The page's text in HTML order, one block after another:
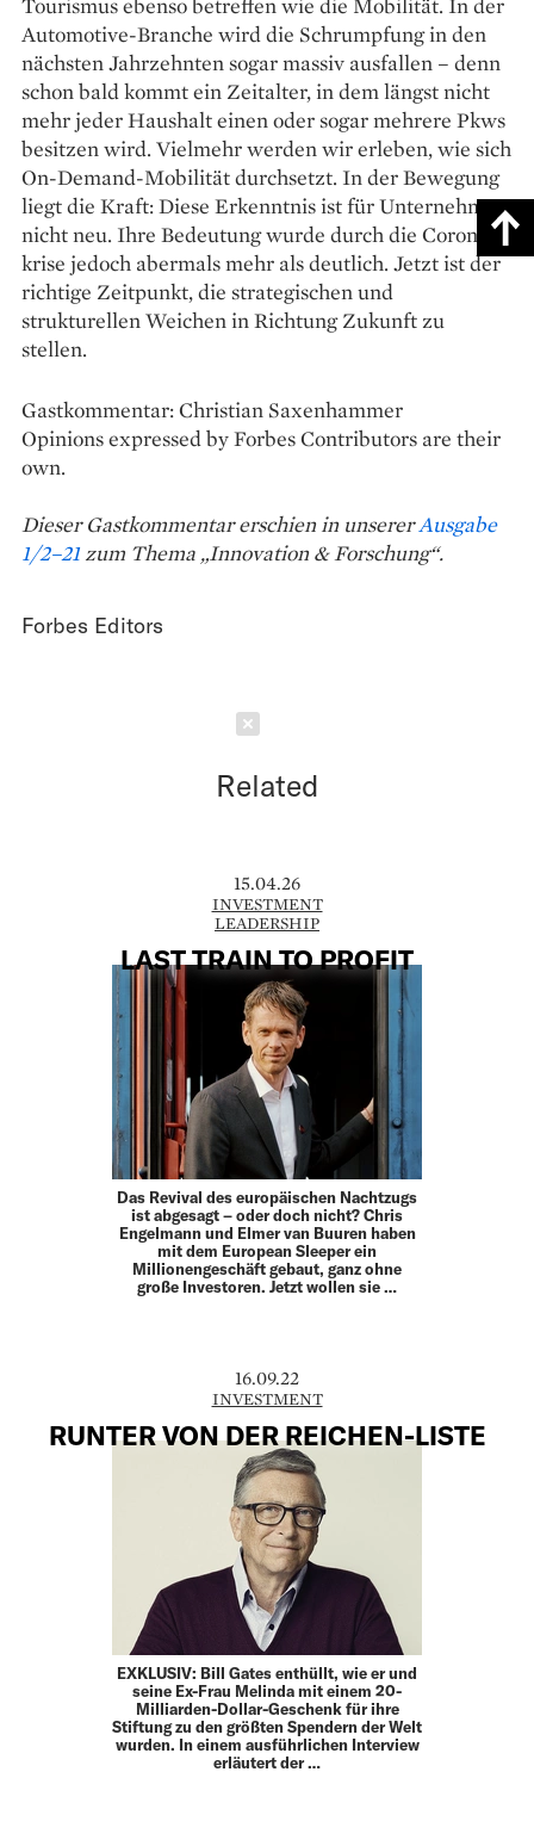
Automotive-Branche wird die Schrumpfung in den
nächsten Jahrzehnten sogar massiv ausfallen – denn
schon bald kommt ein Zeitalter, in dem längst nicht
mehr jeder Haushalt einen oder sogar mehrere Pkws
besitzen wird. Vielmehr werden wir erleben, wie sich
On-Demand-Mobilität durchsetzt. In der Bewegung
liegt die Kraft: Diese Erkenntnis ist für Unternehmen
nicht neu. Ihre Bedeutung wurde durch die Corona­
krise jedoch abermals mehr als deutlich. Jetzt ist der
richtige Zeitpunkt, die strategischen und
strukturellen Weichen in Richtung Zukunft zu
stellen.
Gastkommentar: Christian Saxenhammer
Opinions expressed by Forbes Contributors are their
own.
Dieser Gastkommentar erschien in unsererAusgabe
1/2–21zum Thema „Innovation & Forschung“.
Forbes Editors
Related
15.04.26
INVESTMENT
LEADERSHIP
LAST TRAIN TO PROFIT
Das Revival des europäischen Nachtzugs
ist abgesagt – oder doch nicht? Chris
Engelmann und Elmer van Buuren haben
mit dem European Sleeper ein
Millionengeschäft gebaut, ganz ohne
große Investoren. Jetzt wollen sie …
16.09.22
INVESTMENT
RUNTER VON DER REICHEN-LISTE
EXKLUSIV: Bill Gates enthüllt, wie er und
seine Ex-Frau Melinda mit einem 20-
Milliarden-Dollar-Geschenk für ihre
Stiftung zu den größten Spendern der Welt
wurden. In einem ausführlichen Interview
erläutert der …